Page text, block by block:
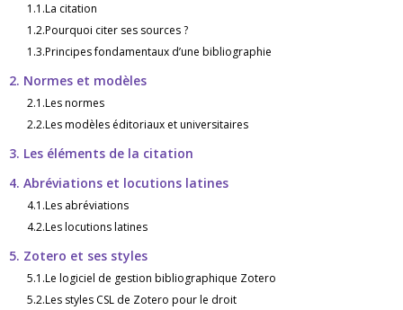
1.1.La citation
1.2.Pourquoi citer ses sources ?
1.3.Principes fondamentaux d’une bibliographie
2. Normes et modèles
2.1.Les normes
2.2.Les modèles éditoriaux et universitaires
3. Les éléments de la citation
4. Abréviations et locutions latines
4.1.Les abréviations
4.2.Les locutions latines
5. Zotero et ses styles
5.1.Le logiciel de gestion bibliographique Zotero
5.2.Les styles CSL de Zotero pour le droit